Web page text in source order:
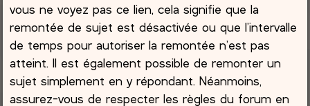
vous ne voyez pas ce lien, cela signifie que la
remontée de sujet est désactivée ou que l’intervalle
de temps pour autoriser la remontée n’est pas
atteint. Il est également possible de remonter un
sujet simplement en y répondant. Néanmoins,
assurez-vous de respecter les règles du forum en